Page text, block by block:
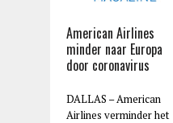
American Airlines
minder naar Europa
door coronavirus
DALLAS – American
Airlines verminder het